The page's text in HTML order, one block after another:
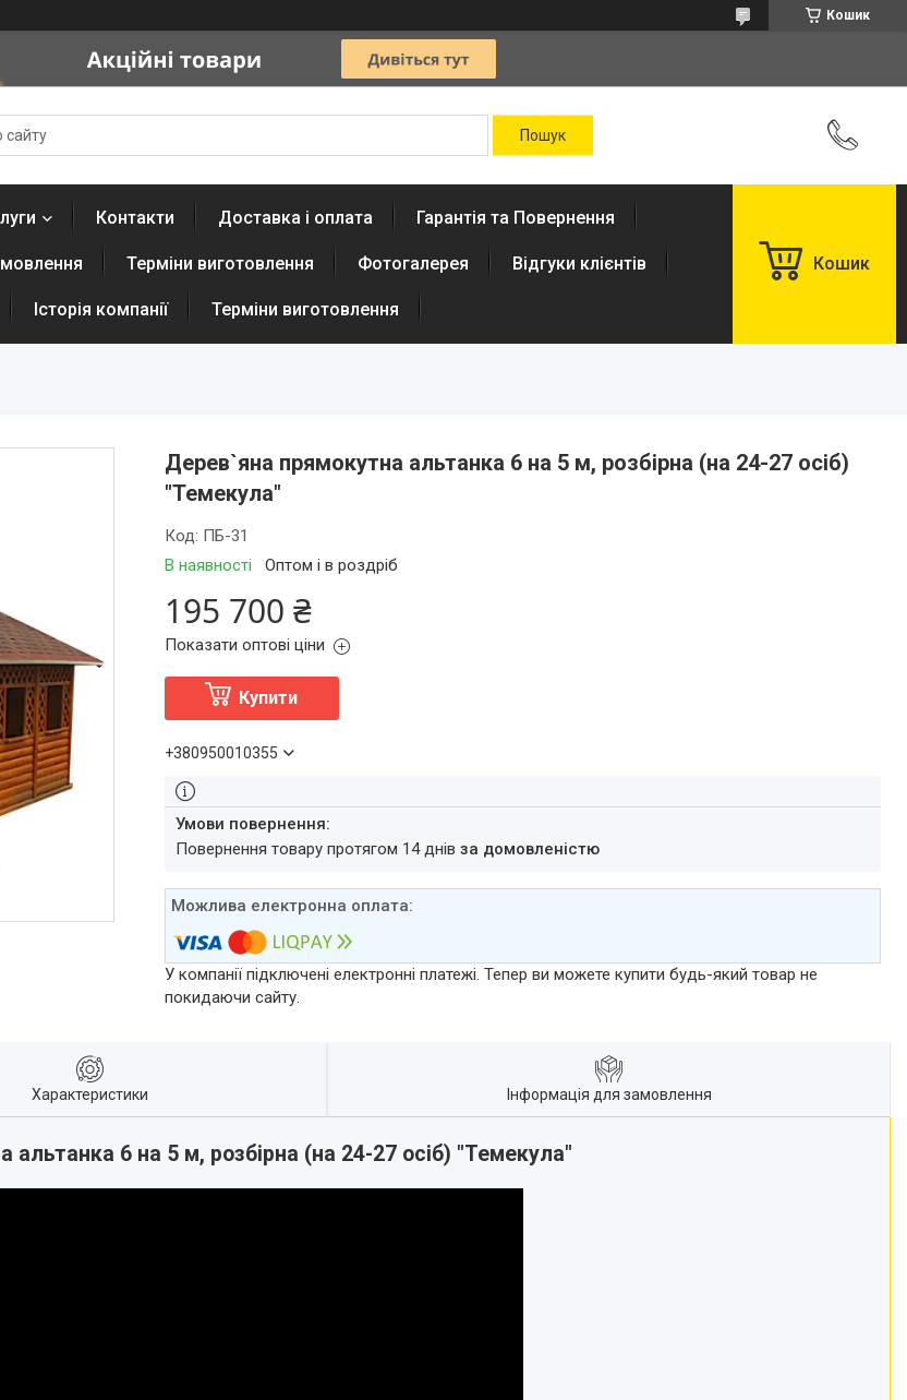
Кошик
Контакти Доставка і оплата Гарантія та Повернення
Терміни виготовлення Фотогалерея Відгуки клієнтів
Історія компанії Терміни виготовлення
Кошик
Дерев`яна прямокутна альтанка 6 на 5 м, розбірна (на 24-27 осіб)
"Темекула"
В наявності Оптом і в роздріб
Код: ПБ-31
195 700 ₴
Показати оптові ціни
Купити
+380950010355
повернення товару протягом 14 днів за домовленістю
У компанії підключені електронні платежі. Тепер ви можете купити будь-який товар не
покидаючи сайту.
Характеристики Інформація для замовлення
альтанка 6 на 5 м, розбірна (на 24-27 осіб) "Темекула"